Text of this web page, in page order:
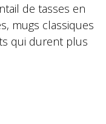
de tasses en
mugs classiques
qui durent plus